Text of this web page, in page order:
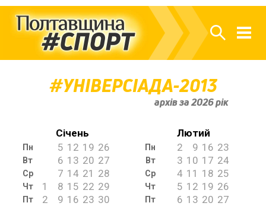
УНІВЕРСІАДА-2013
архів за 2026 рік
Січень
Пн 5 12 19 26
Вт 6 13 20 27
Ср 7 14 21 28
Чт 1 8 15 22 29
Пт 2 9 16 23 30
Лютий
Пн 2 9 16 23
Вт 3 10 17 24
Ср 4 11 18 25
Чт 5 12 19 26
Пт 6 13 20 27